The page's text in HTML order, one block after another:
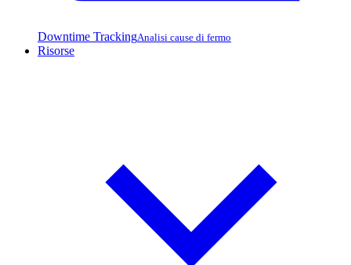
Downtime TrackingAnalisi cause di fermo
Risorse